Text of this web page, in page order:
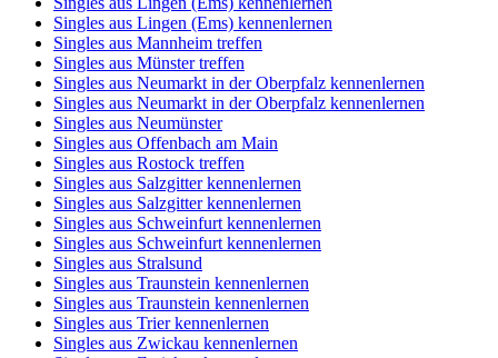
Singles aus Lingen (Ems) kennenlernen
Singles aus Mannheim treffen
Singles aus Münster treffen
Singles aus Neumarkt in der Oberpfalz kennenlernen
Singles aus Neumarkt in der Oberpfalz kennenlernen
Singles aus Neumünster
Singles aus Offenbach am Main
Singles aus Rostock treffen
Singles aus Salzgitter kennenlernen
Singles aus Salzgitter kennenlernen
Singles aus Schweinfurt kennenlernen
Singles aus Schweinfurt kennenlernen
Singles aus Stralsund
Singles aus Traunstein kennenlernen
Singles aus Traunstein kennenlernen
Singles aus Trier kennenlernen
Singles aus Zwickau kennenlernen